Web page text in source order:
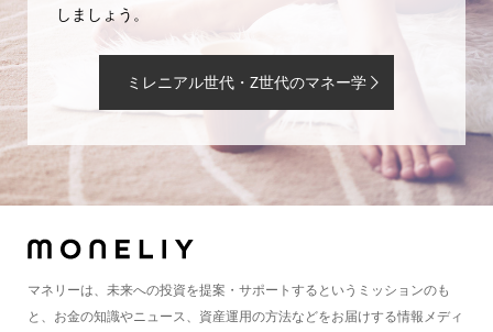
しましょう。
ミレニアル世代・Z世代のマネー学
マネリーは、未来への投資を提案・サポートするというミッションのも
と、お金の知識やニュース、資産運用の方法などをお届けする情報メディ